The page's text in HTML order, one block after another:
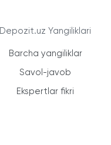
Depozit.uz Yangiliklari
Barcha yangiliklar
Savol-javob
Ekspertlar fikri